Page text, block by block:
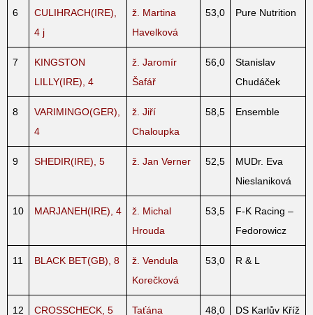
6
CULIHRACH(IRE),
4 j
ž. Martina
Havelková
53,0 Pure Nutrition
7
KINGSTON
LILLY(IRE), 4
ž. Jaromír
Šafář
56,0
Stanislav
Chudáček
8
VARIMINGO(GER),
4
ž. Jiří
Chaloupka
58,5 Ensemble
9 SHEDIR(IRE), 5 ž. Jan Verner 52,5
MUDr. Eva
Nieslaniková
10 MARJANEH(IRE), 4
ž. Michal
Hrouda
53,5
F-K Racing –
Fedorowicz
11 BLACK BET(GB), 8
ž. Vendula
Korečková
53,0 R & L
12 CROSSCHECK, 5
Taťána
48,0 DS Karlův Kříž